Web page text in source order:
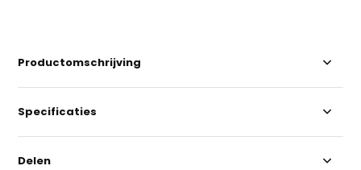
Productomschrijving
Specificaties
Delen